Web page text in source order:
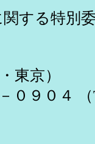
関する特別
東京）
０９０４